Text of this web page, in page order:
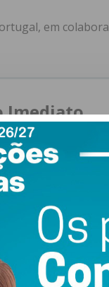
em
Imediato
regular a